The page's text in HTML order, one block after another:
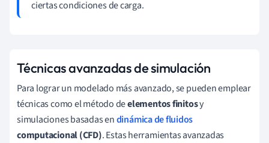
ciertas condiciones de carga.
Técnicas avanzadas de simulación
Para lograr un modelado más avanzado, se pueden emplear
técnicas como el método deelementos finitosy
simulaciones basadas endinámica de fluidos
computacional (CFD). Estas herramientas avanzadas